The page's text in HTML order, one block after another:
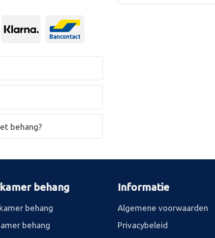
behang?
behang
behang
behang
Informatie
Algemene voorwaarden
Privacybeleid